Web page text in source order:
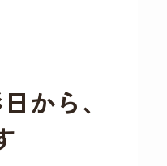
から、